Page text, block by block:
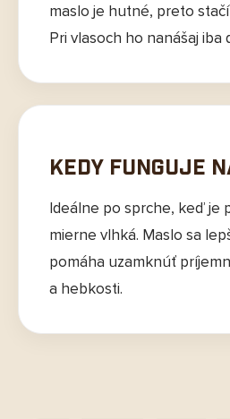
maslo je hutné, preto
Pri vlasoch ho nanášaj iba
Kedy funguje
Ideálne po sprche, keď je
mierne vlhká. Maslo sa
pomáha uzamknúť
a hebkosti.